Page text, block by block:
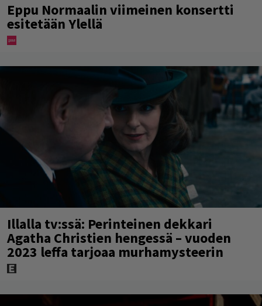
Eppu Normaalin viimeinen konsertti
esitetään Ylellä
Illalla tv:ssä: Perinteinen dekkari
Agatha Christien hengessä – vuoden
2023 leffa tarjoaa murhamysteerin